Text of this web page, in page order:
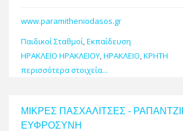
www.paramitheniodasos.gr
Παιδικοί Σταθμοί,Εκπαίδευση
ΗΡΑΚΛΕΙΟ ΗΡΑΚΛΕΙΟΥ,ΗΡΑΚΛΕΙΟ,ΚΡΗΤΗ
περισσότερα στοιχεία...
ΜΙΚΡΕΣ ΠΑΣΧΑΛΙΤΣΕΣ -
ΕΥΦΡΟΣΥΝΗ